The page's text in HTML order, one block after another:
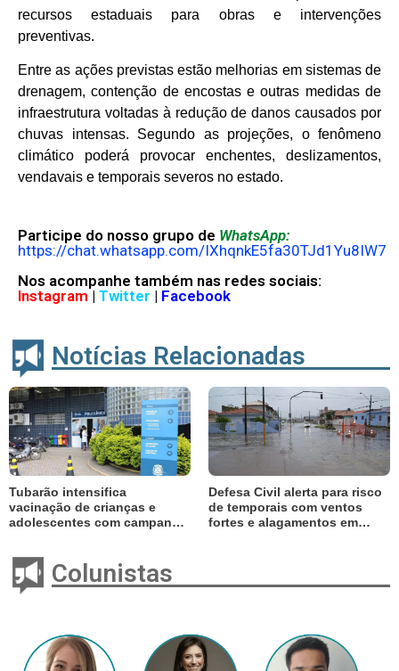
recursos estaduais para obras e intervenções
preventivas.
Entre as ações previstas estão melhorias em sistemas de
drenagem, contenção de encostas e outras medidas de
infraestrutura voltadas à redução de danos causados por
chuvas intensas. Segundo as projeções, o fenômeno
climático poderá provocar enchentes, deslizamentos,
vendavais e temporais severos no estado.
Participe do nosso grupo de WhatsApp:
https://chat.whatsapp.com/IXhqnkE5fa30TJd1Yu8IW7
Nos acompanhe também nas redes sociais:
Instagram | Twitter | Facebook
Notícias Relacionadas
Tubarão intensifica
vacinação de crianças e
adolescentes com campanha
Defesa Civil alerta para risco
de temporais com ventos
fortes e alagamentos em
Colunistas